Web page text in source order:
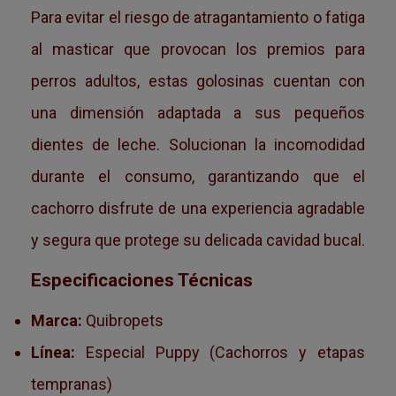
Para evitar el riesgo de atragantamiento o fatiga
al masticar que provocan los premios para
perros adultos, estas golosinas cuentan con
una dimensión adaptada a sus pequeños
dientes de leche. Solucionan la incomodidad
durante el consumo, garantizando que el
cachorro disfrute de una experiencia agradable
y segura que protege su delicada cavidad bucal.
Especificaciones Técnicas
Marca: Quibropets
Línea: Especial Puppy (Cachorros y etapas
tempranas)